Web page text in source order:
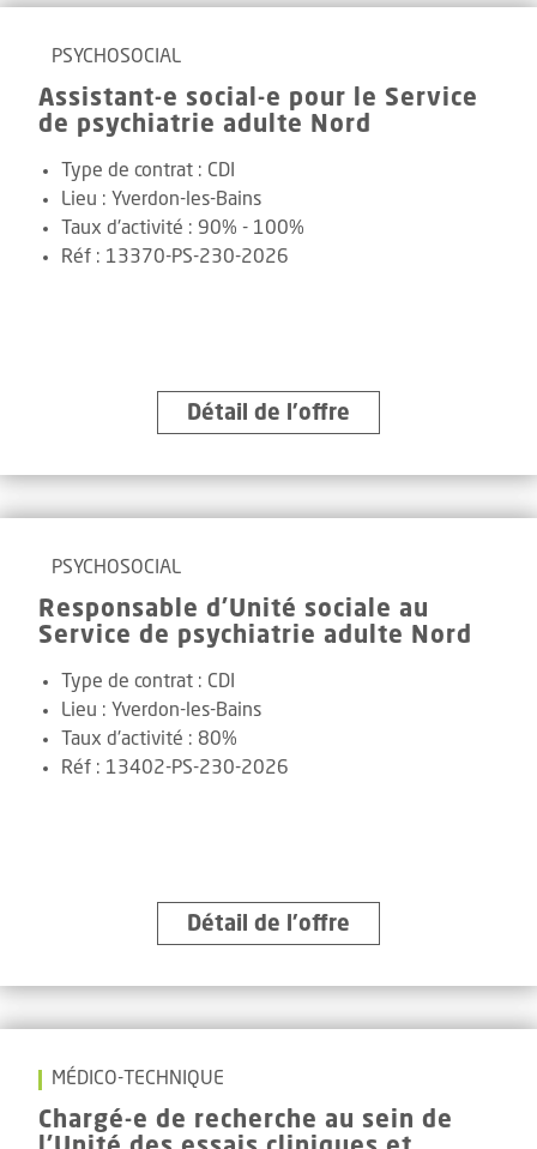
PSYCHOSOCIAL
Assistant-e social-e pour le Service
de psychiatrie adulte Nord
Type de contrat : CDI
Lieu : Yverdon-les-Bains
Taux d'activité :90% - 100%
Réf : 13370-PS-230-2026
Détail de l’offre
PSYCHOSOCIAL
Responsable d'Unité sociale au
Service de psychiatrie adulte Nord
Type de contrat : CDI
Lieu : Yverdon-les-Bains
Taux d'activité : 80%
Réf : 13402-PS-230-2026
Détail de l’offre
MÉDICO-TECHNIQUE
Chargé-e de recherche au sein de